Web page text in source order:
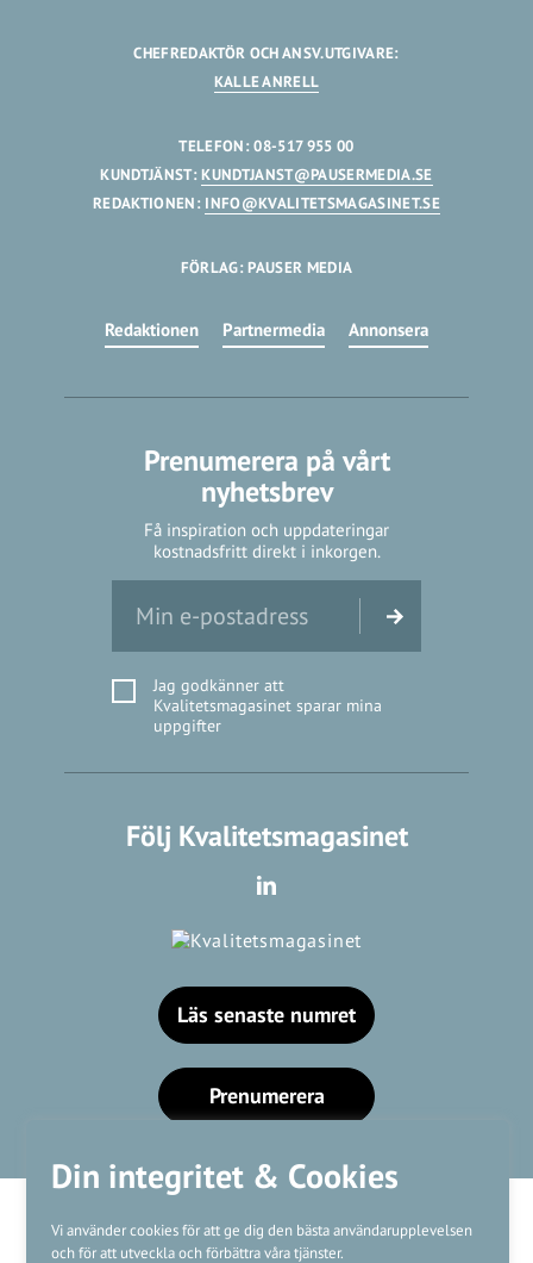
Din integritet & Cookies
Vi använder cookies för att ge dig den bästa användarupplevelsen
och för att utveckla och förbättra våra tjänster.
CHEFREDAKTÖR OCH ANSV.UTGIVARE:
KALLE ANRELL
TELEFON: 08-517 955 00
KUNDTJÄNST:KUNDTJANST@PAUSERMEDIA.SE
REDAKTIONEN: INFO@KVALITETSMAGASINET.SE
FÖRLAG: PAUSER MEDIA
Redaktionen Partnermedia Annonsera
Prenumerera på vårt
nyhetsbrev
Få inspiration och uppdateringar
kostnadsfritt direkt i inkorgen.
Jag godkänner att
Kvalitetsmagasinet sparar mina
uppgifter
Följ Kvalitetsmagasinet
Läs senaste numret
Prenumerera